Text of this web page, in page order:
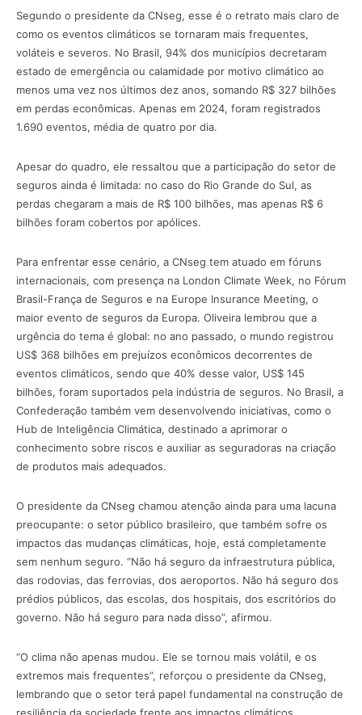
Segundo o presidente da CNseg, esse é o retrato mais claro de
como os eventos climáticos se tornaram mais frequentes,
voláteis e severos. No Brasil, 94% dos municípios decretaram
estado de emergência ou calamidade por motivo climático ao
menos uma vez nos últimos dez anos, somando R$ 327 bilhões
em perdas econômicas. Apenas em 2024, foram registrados
1.690 eventos, média de quatro por dia.
Apesar do quadro, ele ressaltou que a participação do setor de
seguros ainda é limitada: no caso do Rio Grande do Sul, as
perdas chegaram a mais de R$ 100 bilhões, mas apenas R$ 6
bilhões foram cobertos por apólices.
Para enfrentar esse cenário, a CNseg tem atuado em fóruns
internacionais, com presença na London Climate Week, no Fórum
Brasil-França de Seguros e na Europe Insurance Meeting, o
maior evento de seguros da Europa. Oliveira lembrou que a
urgência do tema é global: no ano passado, o mundo registrou
US$ 368 bilhões em prejuízos econômicos decorrentes de
eventos climáticos, sendo que 40% desse valor, US$ 145
bilhões, foram suportados pela indústria de seguros. No Brasil, a
Confederação também vem desenvolvendo iniciativas, como o
Hub de Inteligência Climática, destinado a aprimorar o
conhecimento sobre riscos e auxiliar as seguradoras na criação
de produtos mais adequados.
O presidente da CNseg chamou atenção ainda para uma lacuna
preocupante: o setor público brasileiro, que também sofre os
impactos das mudanças climáticas, hoje, está completamente
sem nenhum seguro. “Não há seguro da infraestrutura pública,
das rodovias, das ferrovias, dos aeroportos. Não há seguro dos
prédios públicos, das escolas, dos hospitais, dos escritórios do
governo. Não há seguro para nada disso”, afirmou.
“O clima não apenas mudou. Ele se tornou mais volátil, e os
extremos mais frequentes”, reforçou o presidente da CNseg,
lembrando que o setor terá papel fundamental na construção de